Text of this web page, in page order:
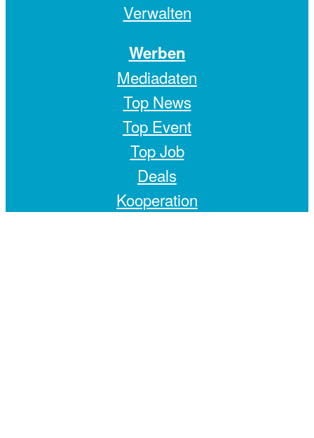
Verwalten
Werben
Mediadaten
Top News
Top Event
Top Job
Deals
Kooperation